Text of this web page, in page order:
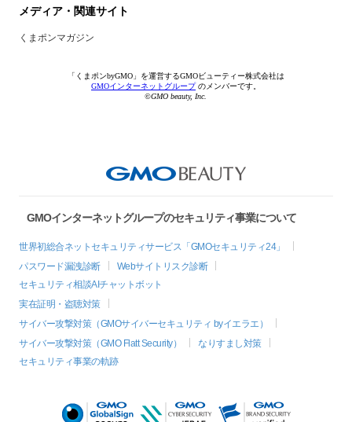
メディア・関連サイト
くまポンマガジン
「くまポンbyGMO」を運営するGMOビューティー株式会社は
GMOインターネットグループのメンバーです。
©GMO beauty, Inc.
GMOインターネットグループのセキュリティ事業について
世界初総合ネットセキュリティサービス「GMOセキュリティ24」
パスワード漏洩診断
Webサイトリスク診断
セキュリティ相談AIチャットボット
実在証明・盗聴対策
サイバー攻撃対策（GMOサイバーセキュリティ byイエラエ）
サイバー攻撃対策（GMO Flatt Security）
なりすまし対策
セキュリティ事業の軌跡